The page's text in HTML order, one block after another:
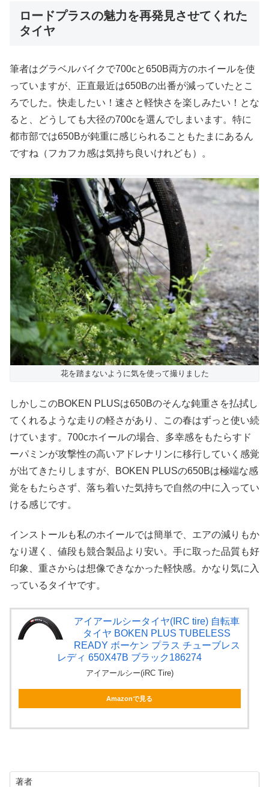
ロードプラスの魅力を再発見させてくれた
タイヤ
筆者はグラベルバイクで700cと650B両方のホイールを使
っていますが、正直最近は650Bの出番が減っていたとこ
ろでした。快走したい！速さと軽快さを楽しみたい！とな
ると、どうしても大径の700cを選んでしまいます。特に
都市部では650Bが鈍重に感じられることもたまにあるん
ですね（フカフカ感は気持ち良いけれども）。
花を踏まないように気を使って撮りました
しかしこのBOKEN PLUSは650Bのそんな鈍重さを払拭し
てくれるような走りの軽さがあり、この春はずっと使い続
けています。700cホイールの場合、多幸感をもたらすド
ーパミンが攻撃性の高いアドレナリンに移行していく感覚
が出てきたりしますが、BOKEN PLUSの650Bは極端な感
覚をもたらさず、落ち着いた気持ちで自然の中に入ってい
ける感じです。
インストールも私のホイールでは簡単で、エアの減りもか
なり遅く、値段も競合製品より安い。手に取った品質も好
印象、重さからは想像できなかった軽快感。かなり気に入
っているタイヤです。
アイアールシータイヤ(IRC tire) 自転車
タイヤ BOKEN PLUS TUBELESS
READY ボーケン プラス チューブレス
レディ 650X47B ブラック186274
アイアールシー(iRC Tire)
Amazonで見る
著者